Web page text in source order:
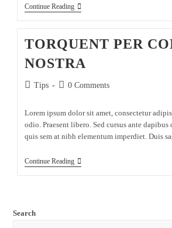
Continue Reading
TORQUENT PER
NOSTRA
Tips 0 Comments
Lorem ipsum dolor sit amet, consectetur
odio. Praesent libero. Sed cursus ante
quis sem at nibh elementum imperdiet. Duis
Continue Reading
Search